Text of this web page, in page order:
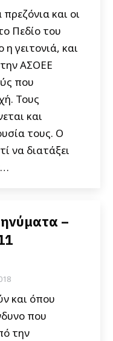
και οι
Πεδίο του
γειτονιά, και
ΑΣΟΕΕ
που
Τους
και
τους. Ο
να διατάξει
–
και όπου
που
την